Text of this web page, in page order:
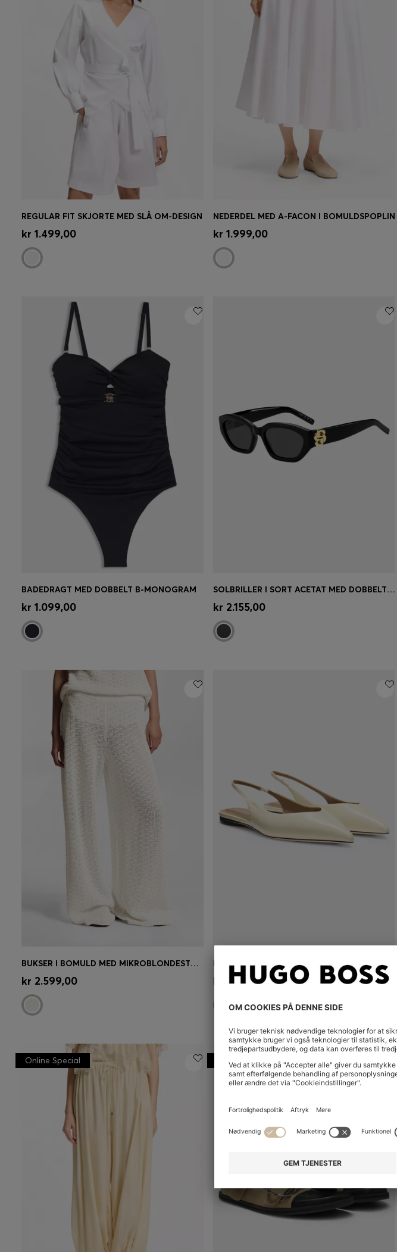
Hurtigkøb
REGULAR FIT SKJORTE MED SLÅ OM-DESIGN
kr 1.499,00 Hurtigkøb
NEDERDEL MED A-FACON I BOMULDSPOPLIN
kr 1.999,00
Hurtigkøb
BADEDRAGT MED DOBBELT B-MONOGRAM
kr 1.099,00 Hurtigkøb
SOLBRILLER I SORT ACETAT MED DOBBELT B-MONOGRAM
kr 2.155,00
Hurtigkøb
BUKSER I BOMULD MED MIKROBLONDESTRUKTUR
kr 2.599,00 Hurtigkøb (Vælg din størrelse)
LÆDERPUMPS MED SLINGBACK-REM
kr 1.499,00
Online Special Online Special